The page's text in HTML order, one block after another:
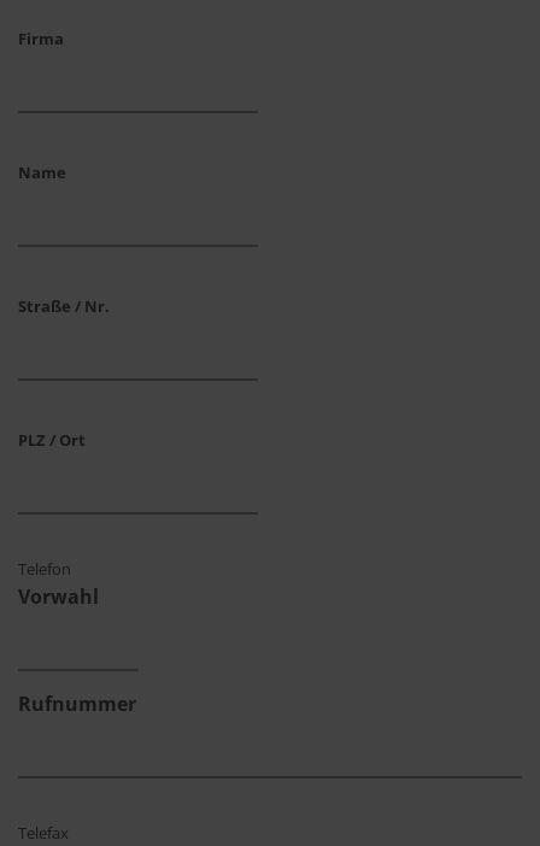
Firma
Name
Straße / Nr.
PLZ / Ort
Telefon
Vorwahl
Rufnummer
Telefax